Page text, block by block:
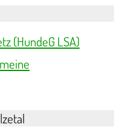
(HundeG LSA)